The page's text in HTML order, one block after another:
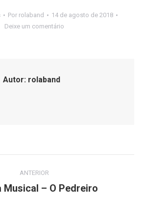
Por rolaband
14 de agosto de 2018
Deixe um comentário
Autor: rolaband
ANTERIOR
Post
Musical – O Pedreiro